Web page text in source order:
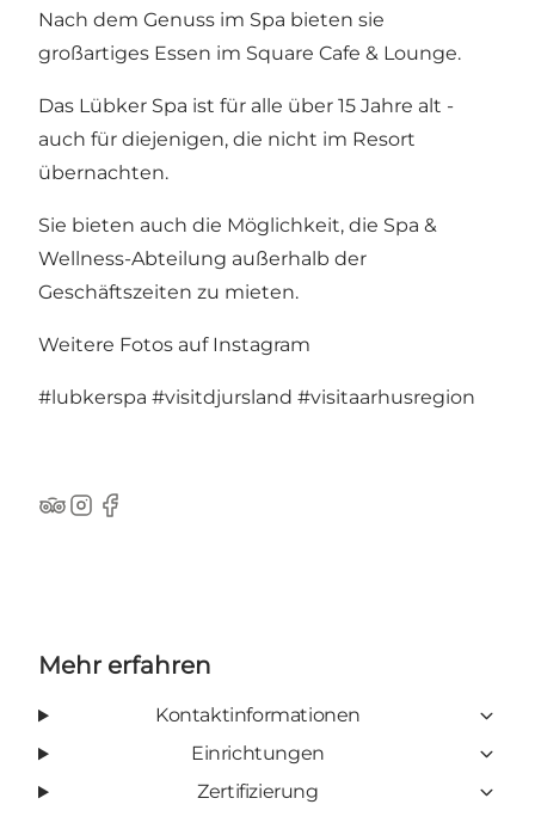
Nach dem Genuss im Spa bieten sie
großartiges Essen im Square Cafe & Lounge.
Das Lübker Spa ist für alle über 15 Jahre alt -
auch für diejenigen, die nicht im Resort
übernachten.
Sie bieten auch die Möglichkeit, die Spa &
Wellness-Abteilung außerhalb der
Geschäftszeiten zu mieten.
Weitere Fotos auf Instagram
#lubkerspa #visitdjursland #visitaarhusregion
TripAdvisor
Instagram
Facebook
Mehr erfahren
Kontaktinformationen
Einrichtungen
Zertifizierung